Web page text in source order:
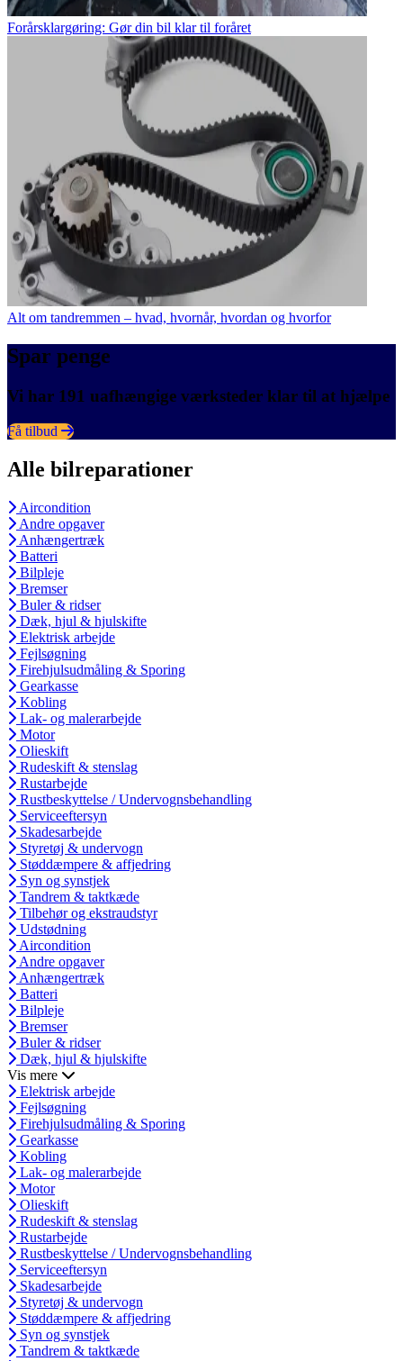
Forårsklargøring: Gør din bil klar til foråret
Alt om tandremmen – hvad, hvornår, hvordan og hvorfor
Spar penge
Vi har 191 uafhængige værksteder klar til at hjælpe
Få tilbud
Alle bilreparationer
Aircondition
Andre opgaver
Anhængertræk
Batteri
Bilpleje
Bremser
Buler & ridser
Dæk, hjul & hjulskifte
Elektrisk arbejde
Fejlsøgning
Firehjulsudmåling & Sporing
Gearkasse
Kobling
Lak- og malerarbejde
Motor
Olieskift
Rudeskift & stenslag
Rustarbejde
Rustbeskyttelse / Undervognsbehandling
Serviceeftersyn
Skadesarbejde
Styretøj & undervogn
Støddæmpere & affjedring
Syn og synstjek
Tandrem & taktkæde
Tilbehør og ekstraudstyr
Udstødning
Aircondition
Andre opgaver
Anhængertræk
Batteri
Bilpleje
Bremser
Buler & ridser
Dæk, hjul & hjulskifte
Vis mere
Elektrisk arbejde
Fejlsøgning
Firehjulsudmåling & Sporing
Gearkasse
Kobling
Lak- og malerarbejde
Motor
Olieskift
Rudeskift & stenslag
Rustarbejde
Rustbeskyttelse / Undervognsbehandling
Serviceeftersyn
Skadesarbejde
Styretøj & undervogn
Støddæmpere & affjedring
Syn og synstjek
Tandrem & taktkæde